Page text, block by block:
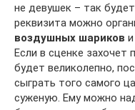
не девушек – так
реквизита можно
воздушных шариков
Если в сценке захочет
будет великолепно,
сыграть того самого
суженую. Ему можно